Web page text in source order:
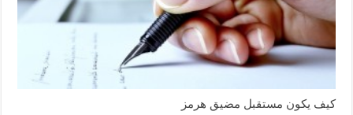
كيف يكون مستقبل مضيق هرمز